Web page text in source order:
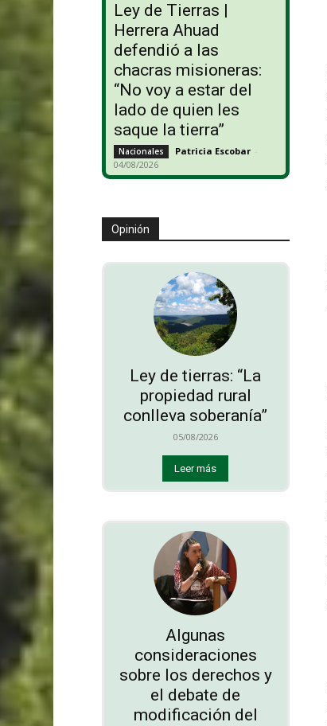
Ley de Tierras |
Herrera Ahuad
defendió a las
chacras misioneras:
“No voy a estar del
lado de quien les
saque la tierra”
Nacionales Patricia Escobar -
04/08/2026
Opinión
Ley de tierras: “La
propiedad rural
conlleva soberanía”
05/08/2026
Leer más
Algunas
consideraciones
sobre los derechos y
el debate de
modificación del